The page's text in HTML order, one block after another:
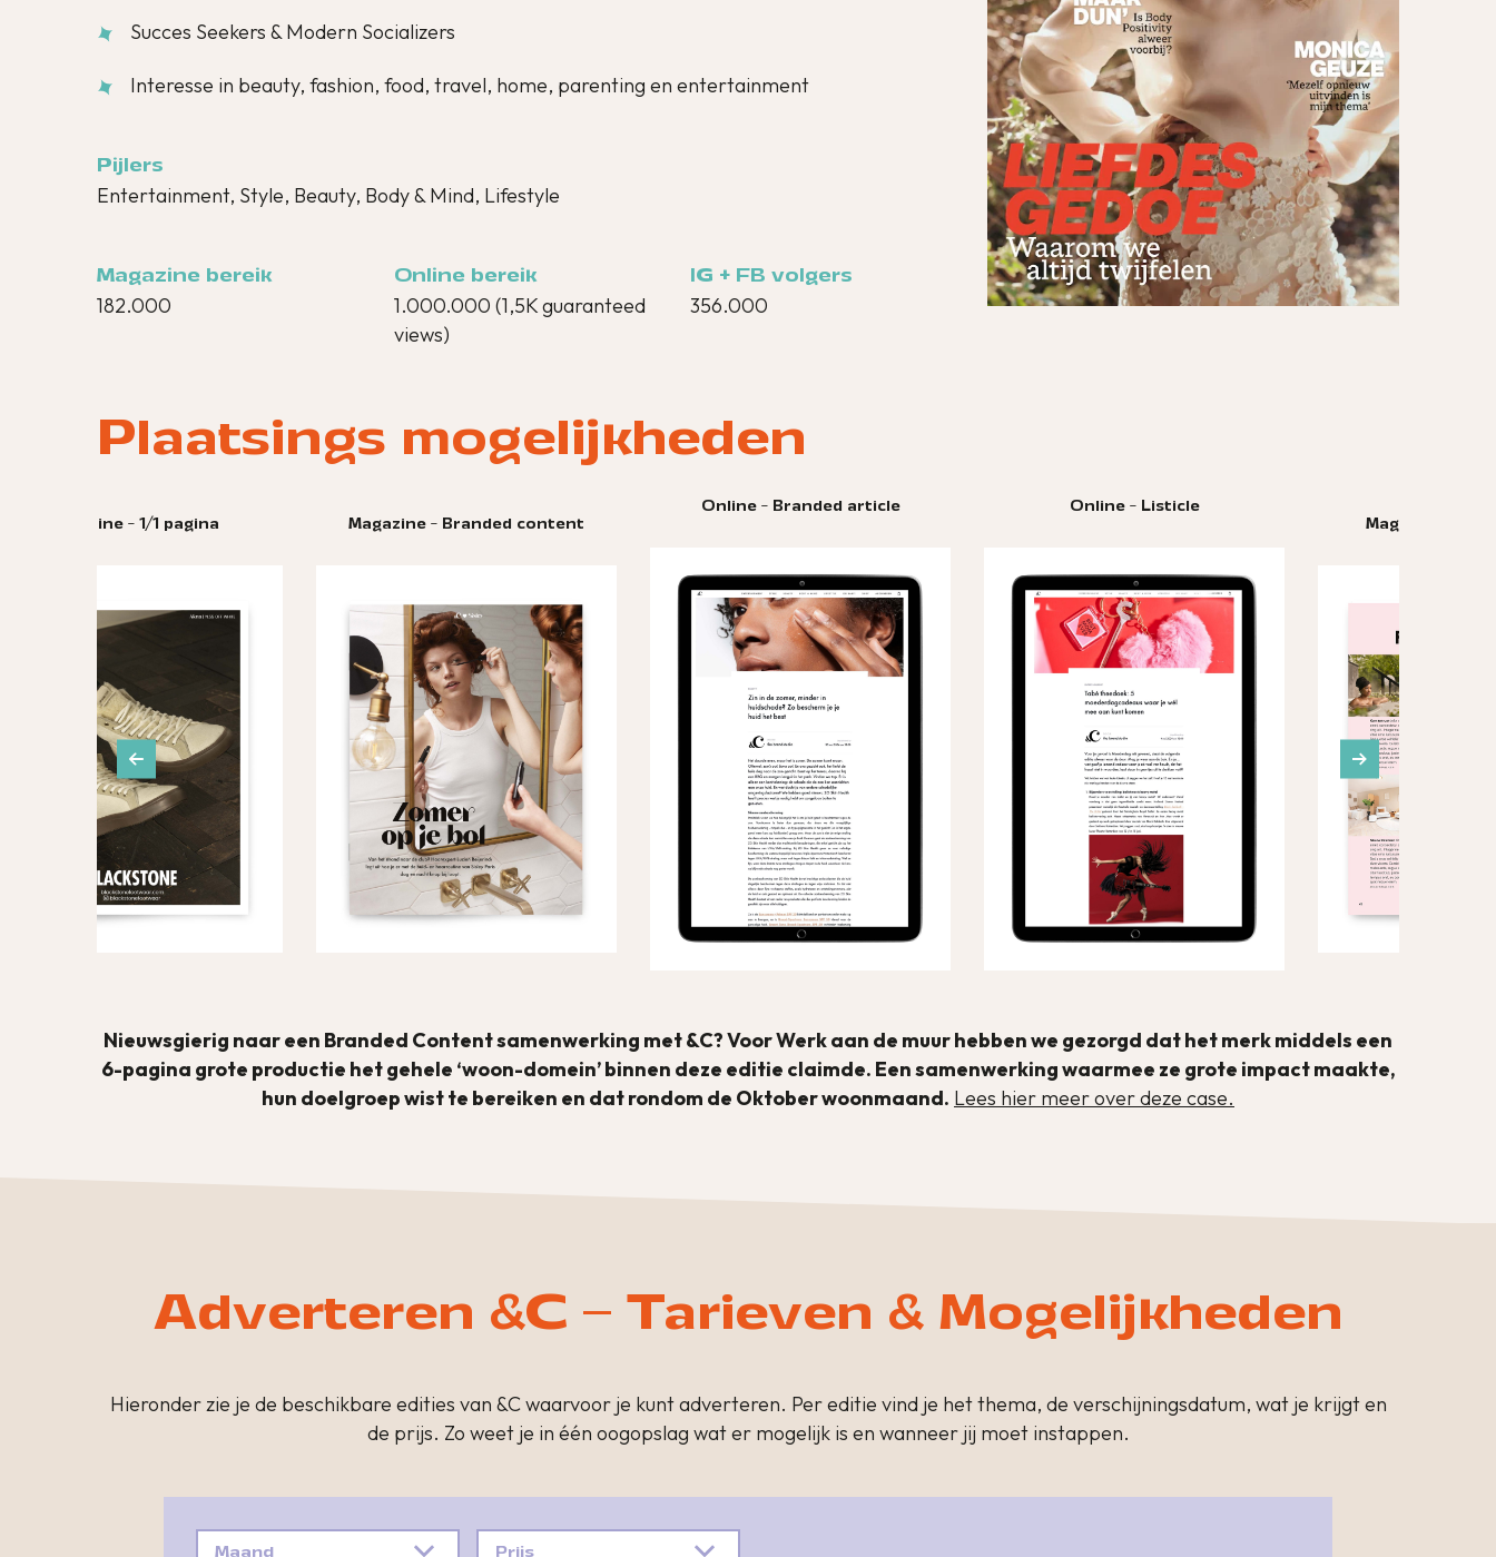
Succes Seekers & Modern Socializers
Interesse in beauty, fashion, food, travel, home, parenting en entertainment
Pijlers
Entertainment, Style, Beauty, Body & Mind, Lifestyle
Magazine bereik
182.000
Online bereik
1.000.000 (1,5K guaranteed
views)
IG + FB volgers
356.000
Plaatsings mogelijkheden
Magazine - Branded content
Online - Listicle
Nieuwsgierig naar een Branded Content samenwerking met &C? Voor Werk aan de muur hebben we gezorgd dat het merk middels een
6-pagina grote productie het gehele ‘woon-domein’ binnen deze editie claimde. Een samenwerking waarmee ze grote impact maakte,
hun doelgroep wist te bereiken en dat rondom de Oktober woonmaand. Lees hier meer over deze case.
Adverteren &C – Tarieven & Mogelijkheden
Hieronder zie je de beschikbare edities van &C waarvoor je kunt adverteren. Per editie vind je het thema, de verschijningsdatum, wat je krijgt en
de prijs. Zo weet je in één oogopslag wat er mogelijk is en wanneer jij moet instappen.
Maand Prijs